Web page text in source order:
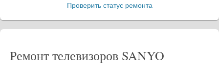
Проверить статус ремонта
Ремонт телевизоров SANYO